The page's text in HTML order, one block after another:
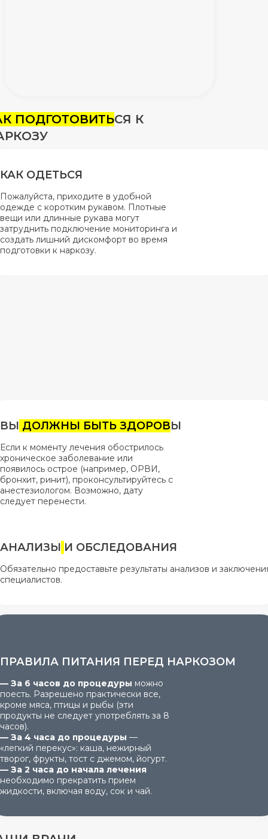
ПОДГОТОВИТЬСЯ К
КАК ОДЕТЬСЯ
Пожалуйста, приходите в удобной
одежде с коротким рукавом. Плотные
вещи или длинные рукава могут
затруднить подключение мониторинга и
создать лишний дискомфорт во время
подготовки к наркозу.
ВЫ ДОЛЖНЫ БЫТЬ ЗДОРОВЫ
Если к моменту лечения обострилось
хроническое заболевание или
появилось острое (например, ОРВИ,
бронхит, ринит), проконсультируйтесь с
анестезиологом. Возможно, дату
следует перенести.
АНАЛИЗЫ И ОБСЛЕДОВАНИЯ
Обязательно предоставьте результаты анализов и
специалистов.
ПРАВИЛА ПИТАНИЯ ПЕРЕД НАРКОЗОМ
— За 6 часов до процедуры можно
поесть. Разрешено практически все,
кроме мяса, птицы и рыбы (эти
продукты не следует употреблять за 8
часов).
— За 4 часа до процедуры —
«легкий перекус»: каша, нежирный
творог, фрукты, тост с джемом, йогурт.
— За 2 часа до начала лечения
необходимо прекратить прием
жидкости, включая воду, сок и чай.